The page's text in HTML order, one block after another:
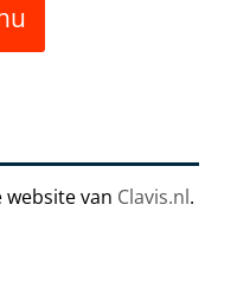
website van Clavis.nl.